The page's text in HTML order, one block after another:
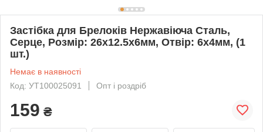
Застібка для Брелоків Нержавіюча Сталь,
Серце, Розмір: 26x12.5x6мм, Отвір: 6х4мм, (1
шт.)
Немає в наявності
Код: УТ100025091
Опт і роздріб
159 ₴